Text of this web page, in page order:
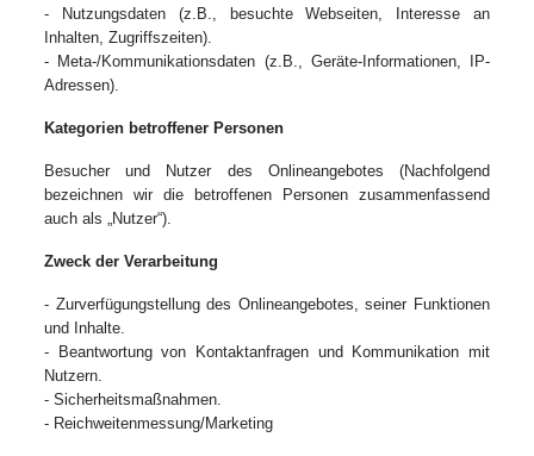
- Nutzungsdaten (z.B., besuchte Webseiten, Interesse an
Inhalten, Zugriffszeiten).
- Meta-/Kommunikationsdaten (z.B., Geräte-Informationen, IP-
Adressen).
Kategorien betroffener Personen
Besucher und Nutzer des Onlineangebotes (Nachfolgend
bezeichnen wir die betroffenen Personen zusammenfassend
auch als „Nutzer“).
Zweck der Verarbeitung
- Zurverfügungstellung des Onlineangebotes, seiner Funktionen
und Inhalte.
- Beantwortung von Kontaktanfragen und Kommunikation mit
Nutzern.
- Sicherheitsmaßnahmen.
- Reichweitenmessung/Marketing